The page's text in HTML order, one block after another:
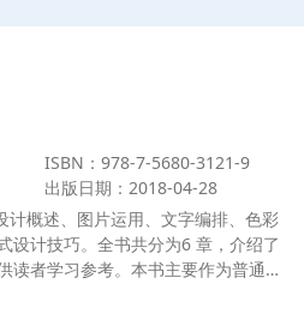
2）纸杯与纸碗容器（3）纸罐容器
塑制品5、纸包装结构设计中的人因
7、纸包装容器结构的计算机辅助设
包装工程专业学生、职业技术学院
制造领域各企业设计人员、有志于从
面研究与创新开发的自由职业者学
ISBN：978-7-5680-3121-9
出版日期：2018-04-28
计概述、图片运用、文字编排、色彩
设计技巧。全书共分为6 章，介绍了
读者学习参考。本书主要作为普通高